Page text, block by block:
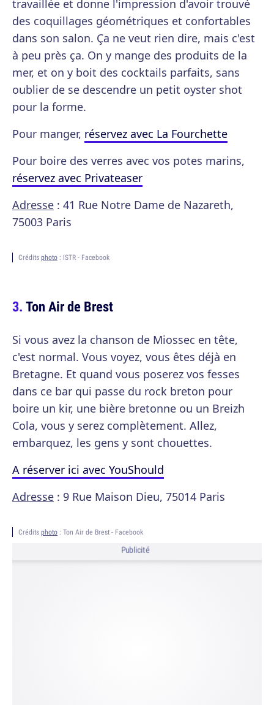
travaillée et donne l'impression d'avoir trouvé
des coquillages géométriques et confortables
dans son salon. Ça ne veut rien dire, mais c'est
à peu près ça. On y mange des produits de la
mer, et on y boit des cocktails parfaits, sans
oublier de se descendre un petit oyster shot
pour la forme.
Pour manger, réservez avec La Fourchette
Pour boire des verres avec vos potes marins,
réservez avec Privateaser
Adresse : 41 Rue Notre Dame de Nazareth,
75003 Paris
Crédits photo : ISTR - Facebook
Ton Air de Brest
Si vous avez la chanson de Miossec en tête,
c'est normal. Vous voyez, vous êtes déjà en
Bretagne. Et quand vous poserez vos fesses
dans ce bar qui passe du rock breton pour
boire un kir, une bière bretonne ou un Breizh
Cola, vous y serez complètement. Allez,
embarquez, les gens y sont chouettes.
A réserver ici avec YouShould
Adresse : 9 Rue Maison Dieu, 75014 Paris
Crédits photo : Ton Air de Brest - Facebook
Publicité